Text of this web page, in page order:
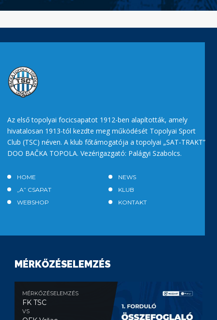
Az első topolyai focicsapatot 1912-ben alapították, amely
hivatalosan 1913-tól kezdte meg működését Topolyai Sport
Club (TSC) néven. A klub főtámogatója a topolyai „SAT-TRAKT”
DOO BAČKA TOPOLA. Vezérigazgató: Palágyi Szabolcs.
HOME
NEWS
„A” CSAPAT
KLUB
WEBSHOP
KONTAKT
MÉRKŐZÉSELEMZÉS
MÉRKŐZÉSELEMZÉS
FK TSC
VS